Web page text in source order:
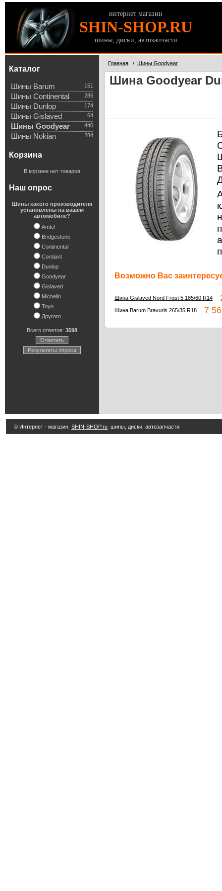
интернет магазин
SHIN-SHOP.RU
шины, диски, автозапчасти
Каталог
151
Шины Barum
286
Шины Continental
174
Шины Dunlop
64
Шины Gislaved
440
Шины Goodyear
284
Шины Nokian
Корзина
В корзине нет товаров
Наш опрос
Шины какого производителя
установлены на вашем
автомобиле?
Amtel
Bridgestone
Continental
Cordiant
Dunlop
Goodyear
Gislaved
Michelin
Toyo
Другого
Всего ответов: 3598
Ответить
Результаты опроса
Главная / Шины Goodyear
Шина Goodyear
Возможно Вас
Шина Gislaved Nord Frost 5 185/60 R14
Шина Barum Bravuris 265/35 R18 7
© Интернет - магазин SHIN-SHOP.ru шины, диски, автозапчасти